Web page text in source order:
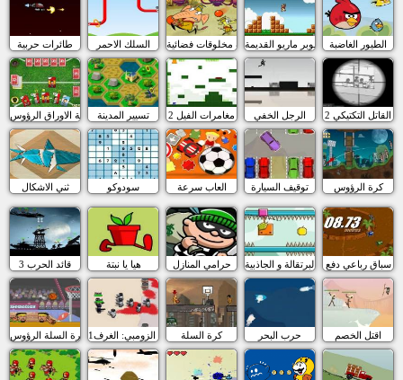
طائرات حربية السلك الاحمر كرة مخلوقات فضائيةسوبر ماريو القديمة الطيور الغاضبة
لعبة الاوراق الرؤوس تسيير المدينة مغامرات الفيل 2 الرجل الخفي القاتل التكتيكي 2
ثني الاشكال سودوكو العاب سرعة توقيف السيارة كرة الرؤوس
قائد الحرب 3 هيا يا نبتة حرامي المنازل البرتقالة و الجاذبية سباق رباعي دفع
كرة السلة الرؤوس مقاتلو الزومبي: الغرف1كرة السلة حرب البحر اقتل الخصم